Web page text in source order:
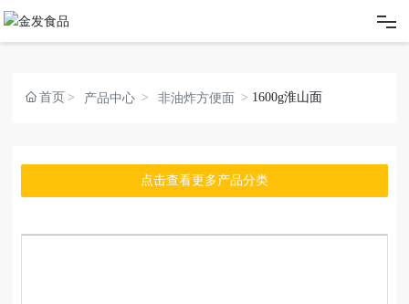
新闻动态
首页 产品中心 非油炸方便面 1600g淮山面
点击查看更多产品分类